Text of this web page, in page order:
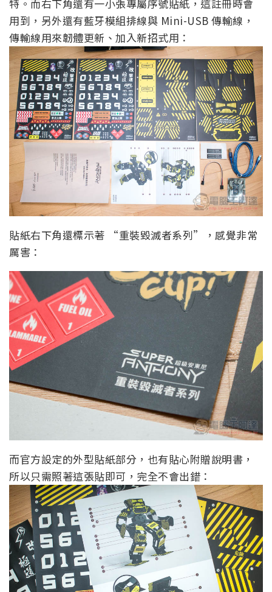
特。而右下角還有一小張專屬序號貼紙，這註冊時會
用到，另外還有藍牙模組排線與 Mini-USB 傳輸線，
傳輸線用來韌體更新、加入新招式用：
貼紙右下角還標示著 “重裝毀滅者系列”，感覺非常
厲害：
而官方設定的外型貼紙部分，也有貼心附贈說明書，
所以只需照著這張貼即可，完全不會出錯：